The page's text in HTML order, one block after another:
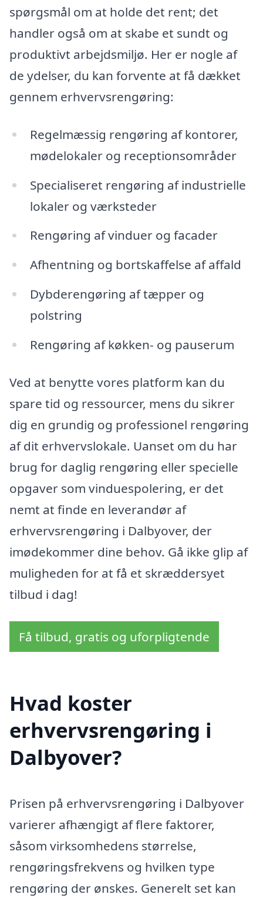
spørgsmål om at holde det rent; det
handler også om at skabe et sundt og
produktivt arbejdsmiljø. Her er nogle af
de ydelser, du kan forvente at få dækket
gennem erhvervsrengøring:
Regelmæssig rengøring af kontorer,
mødelokaler og receptionsområder
Specialiseret rengøring af industrielle
lokaler og værksteder
Rengøring af vinduer og facader
Afhentning og bortskaffelse af affald
Dybderengøring af tæpper og
polstring
Rengøring af køkken- og pauserum
Ved at benytte vores platform kan du
spare tid og ressourcer, mens du sikrer
dig en grundig og professionel rengøring
af dit erhvervslokale. Uanset om du har
brug for daglig rengøring eller specielle
opgaver som vinduespolering, er det
nemt at finde en leverandør af
erhvervsrengøring i Dalbyover, der
imødekommer dine behov. Gå ikke glip af
muligheden for at få et skræddersyet
tilbud i dag!
Få tilbud, gratis og uforpligtende
Hvad koster
erhvervsrengøring i
Dalbyover?
Prisen på erhvervsrengøring i Dalbyover
varierer afhængigt af flere faktorer,
såsom virksomhedens størrelse,
rengøringsfrekvens og hvilken type
rengøring der ønskes. Generelt set kan